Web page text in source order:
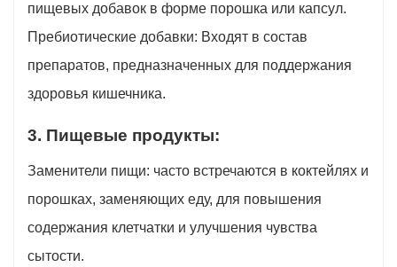
пищевых добавок в форме порошка или капсул.
Пребиотические добавки: Входят в состав
препаратов, предназначенных для поддержания
здоровья кишечника.
3. Пищевые продукты:
Заменители пищи: часто встречаются в коктейлях и
порошках, заменяющих еду, для повышения
содержания клетчатки и улучшения чувства
сытости.